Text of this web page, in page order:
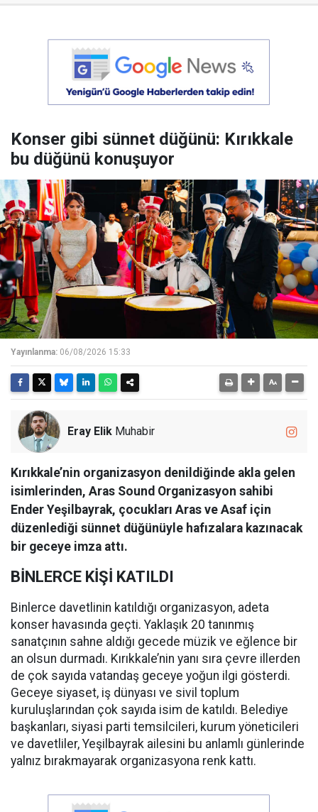
Konser gibi sünnet düğünü: Kırıkkale
bu düğünü konuşuyor
Yayınlanma: 06/08/2026 15:33
Eray Elik Muhabir
Kırıkkale’nin organizasyon denildiğinde akla gelen
isimlerinden, Aras Sound Organizasyon sahibi
Ender Yeşilbayrak, çocukları Aras ve Asaf için
düzenlediği sünnet düğünüyle hafızalara kazınacak
bir geceye imza attı.
BİNLERCE KİŞİ KATILDI
Binlerce davetlinin katıldığı organizasyon, adeta
konser havasında geçti. Yaklaşık 20 tanınmış
sanatçının sahne aldığı gecede müzik ve eğlence bir
an olsun durmadı. Kırıkkale’nin yanı sıra çevre illerden
de çok sayıda vatandaş geceye yoğun ilgi gösterdi.
Geceye siyaset, iş dünyası ve sivil toplum
kuruluşlarından çok sayıda isim de katıldı. Belediye
başkanları, siyasi parti temsilcileri, kurum yöneticileri
ve davetliler, Yeşilbayrak ailesini bu anlamlı günlerinde
yalnız bırakmayarak organizasyona renk kattı.